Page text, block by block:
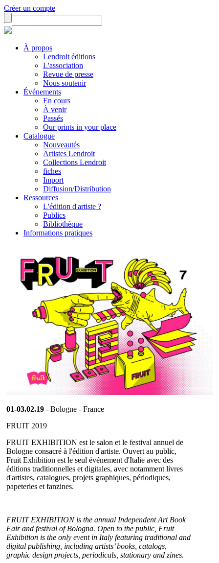
Créer un compte
À propos
Lendroit éditions
L'association
Revue de presse
Nous soutenir
Événements
En cours
À venir
Passés
Our prints in your place
Catalogue
Nouveautés
Artistes Lendroit
Collections Lendroit
fiches
Import
Diffusion/Distribution
Ressources
L'édition d'artiste ?
Publics
Bibliothèque
Informations pratiques
01-03.02.19 - Bologne - France
FRUIT 2019
FRUIT EXHIBITION est le salon et le festival annuel de
Bologne consacré à l'édition d'artiste. Ouvert au public,
Fruit Exhibition est le seul événement d'Italie avec des
éditions traditionnelles et digitales, avec notamment livres
d'artistes, catalogues, projets graphiques, périodiques,
papeteries et fanzines.
FRUIT EXHIBITION is the annual Independent Art Book
Fair and festival of Bologna. Open to the public, Fruit
Exhibition is the only event in Italy featuring traditional and
digital publishing, including artists’ books, catalogs,
graphic design projects, periodicals, stationary and zines.